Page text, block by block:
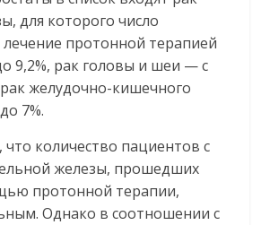
для которого число
протонной терапией
9,2%, рак головы и шеи — с
рак желудочно-кишечного
7%.
количество пациентов с
железы, прошедших
протонной терапии,
Однако в соотношении с